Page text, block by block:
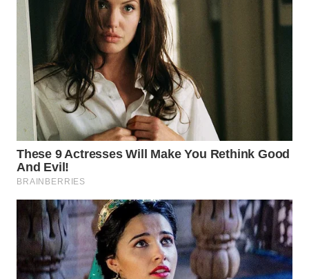
SULUT
WN
MALUKU
WN
MALUT
WN
DAIRI
WN
DANAU
TOBA
WN